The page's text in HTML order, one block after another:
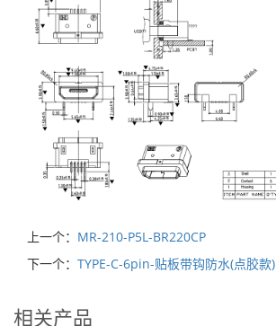
上一个： MR-210-P5L-BR220CP
下一个： TYPE-C-6pin-贴板带钩防水(点胶款)
相关产品